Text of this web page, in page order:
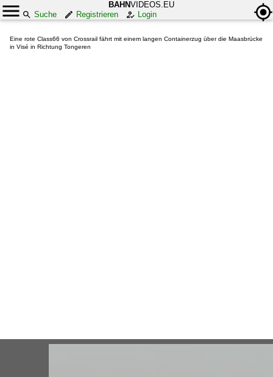
BAHNVIDEOS.EU
Suche
Registrieren Login
Eine rote Class66 von Crossrail fährt mit einem langen Containerzug über die Maasbrücke
in Visé in Richtung Tongeren